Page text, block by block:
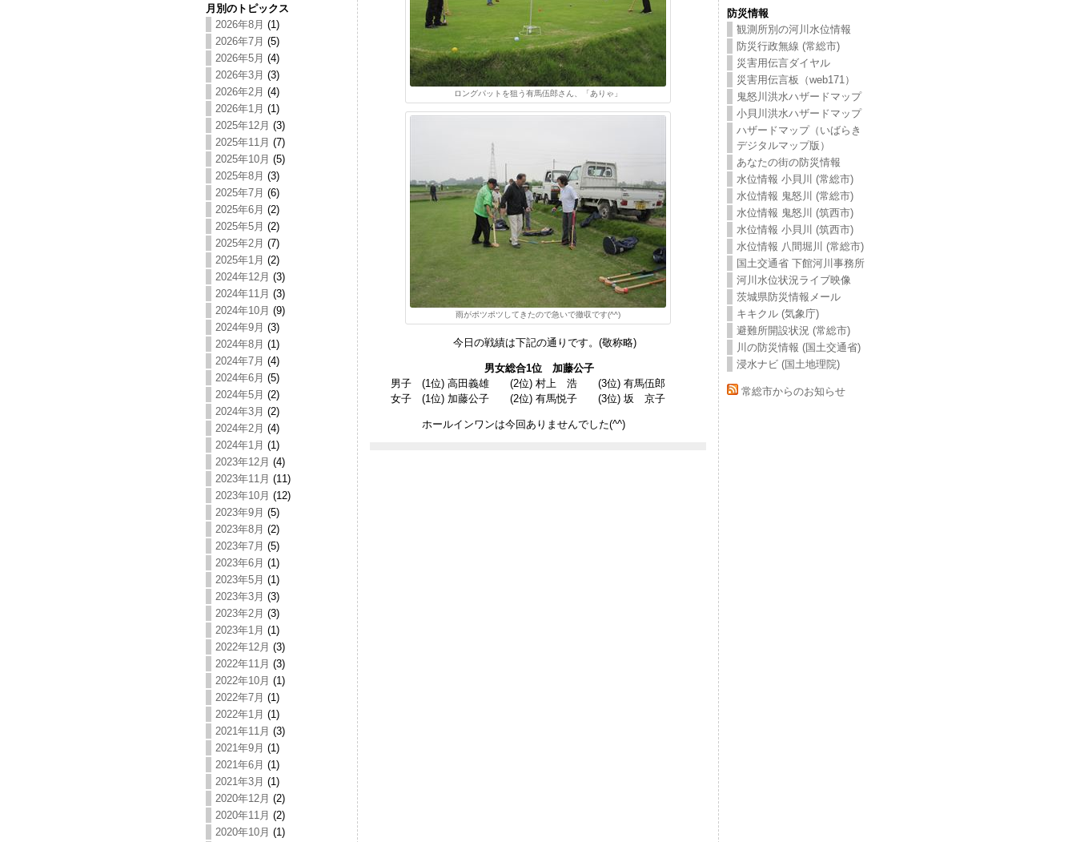
月別のトピックス
2026年8月 (1)
2026年7月 (5)
2026年5月 (4)
2026年3月 (3)
2026年2月 (4)
2026年1月 (1)
2025年12月 (3)
2025年11月 (7)
2025年10月 (5)
2025年8月 (3)
2025年7月 (6)
2025年6月 (2)
2025年5月 (2)
2025年2月 (7)
2025年1月 (2)
2024年12月 (3)
2024年11月 (3)
2024年10月 (9)
2024年9月 (3)
2024年8月 (1)
2024年7月 (4)
2024年6月 (5)
2024年5月 (2)
2024年3月 (2)
2024年2月 (4)
2024年1月 (1)
2023年12月 (4)
2023年11月 (11)
2023年10月 (12)
2023年9月 (5)
2023年8月 (2)
2023年7月 (5)
2023年6月 (1)
2023年5月 (1)
2023年3月 (3)
2023年2月 (3)
2023年1月 (1)
2022年12月 (3)
2022年11月 (3)
2022年10月 (1)
2022年7月 (1)
2022年1月 (1)
2021年11月 (3)
2021年9月 (1)
2021年6月 (1)
2021年3月 (1)
2020年12月 (2)
2020年11月 (2)
2020年10月 (1)
ロングパットを狙う有馬伍郎さん、「ありゃ」
雨がポツポツしてきたので急いで撤収です(^^)
今日の戦績は下記の通りです。(敬称略)
男女総合1位 加藤公子
男子 (1位) 高田義雄 (2位) 村上 浩 (3位) 有馬伍郎
女子 (1位) 加藤公子 (2位) 有馬悦子 (3位) 坂 京子
ホールインワンは今回ありませんでした(^^)
防災情報
観測所別の河川水位情報
防災行政無線 (常総市)
災害用伝言ダイヤル
災害用伝言板（web171）
鬼怒川洪水ハザードマップ
小貝川洪水ハザードマップ
ハザードマップ（いばらき
デジタルマップ版）
あなたの街の防災情報
水位情報 小貝川 (常総市)
水位情報 鬼怒川 (常総市)
水位情報 鬼怒川 (筑西市)
水位情報 小貝川 (筑西市)
水位情報 八間堀川 (常総市)
国土交通省 下館河川事務所
河川水位状況ライブ映像
茨城県防災情報メール
キキクル (気象庁)
避難所開設状況 (常総市)
川の防災情報 (国土交通省)
浸水ナビ (国土地理院)
常総市からのお知らせ